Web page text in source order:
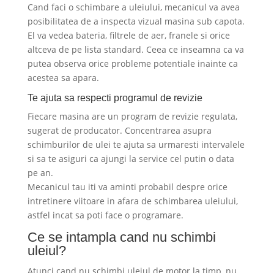
Cand faci o schimbare a uleiului, mecanicul va avea
posibilitatea de a inspecta vizual masina sub capota.
El va vedea bateria, filtrele de aer, franele si orice
altceva de pe lista standard. Ceea ce inseamna ca va
putea observa orice probleme potentiale inainte ca
acestea sa apara.
Te ajuta sa respecti programul de revizie
Fiecare masina are un program de revizie regulata,
sugerat de producator. Concentrarea asupra
schimburilor de ulei te ajuta sa urmaresti intervalele
si sa te asiguri ca ajungi la service cel putin o data
pe an.
Mecanicul tau iti va aminti probabil despre orice
intretinere viitoare in afara de schimbarea uleiului,
astfel incat sa poti face o programare.
Ce se intampla cand nu schimbi
uleiul?